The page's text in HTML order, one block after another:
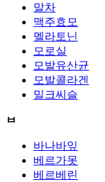
말차
맥주효모
멜라토닌
모로실
모발유산균
모발콜라겐
밀크씨슬
ㅂ
바나바잎
베르가못
베르베린